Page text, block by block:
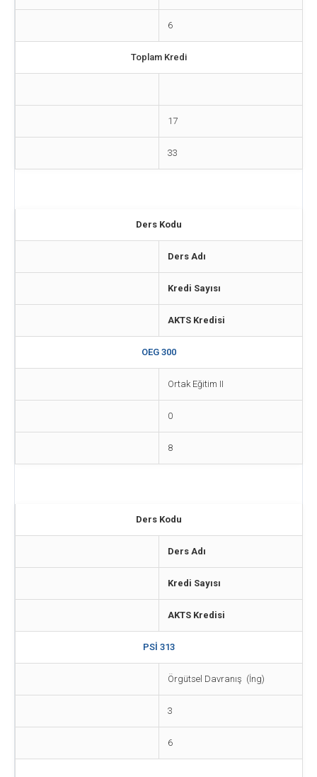
6
Toplam Kredi
17
33
Ders Kodu
Ders Adı
Kredi Sayısı
AKTS Kredisi
OEG 300
Ortak Eğitim II
0
8
Ders Kodu
Ders Adı
Kredi Sayısı
AKTS Kredisi
PSİ 313
Örgütsel Davranış (İng)
3
6